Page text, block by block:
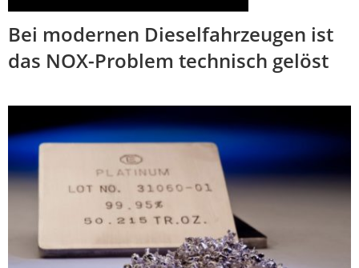
Bei modernen Dieselfahrzeugen ist
das NOX-Problem technisch gelöst